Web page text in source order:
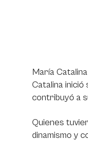
María
Catalina inició
contribuyó a
Quienes
dinamismo y